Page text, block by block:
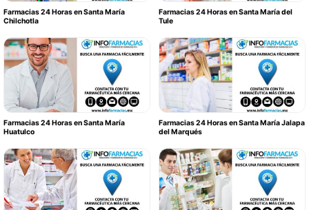
Farmacias 24 Horas en Santa María
Chilchotla
Farmacias 24 Horas en Santa María del
Tule
Farmacias 24 Horas en Santa María
Huatulco
Farmacias 24 Horas en Santa María Jalapa
del Marqués